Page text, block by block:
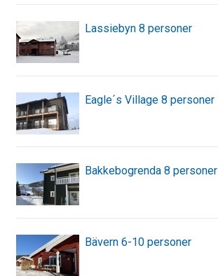
Lassiebyn 8 personer
Eagle´s Village 8 personer
Bakkebogrenda 8 personer
Bävern 6-10 personer